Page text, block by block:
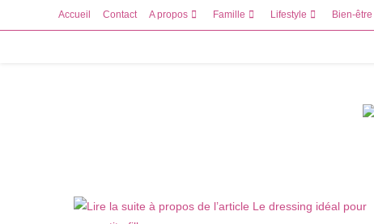
to
Accueil Contact A propos Famille Lifestyle Bien-être